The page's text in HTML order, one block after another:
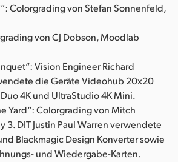
Colorgrading von Stefan Sonnenfeld,
von CJ Dobson, Moodlab
Vision Engineer Richard
die Geräte Videohub 20x20
4K und UltraStudio 4K Mini.
Yard“: Colorgrading von Mitch
3. DIT Justin Paul Warren verwendete
Blackmagic Design Konverter sowie
und Wiedergabe-Karten.